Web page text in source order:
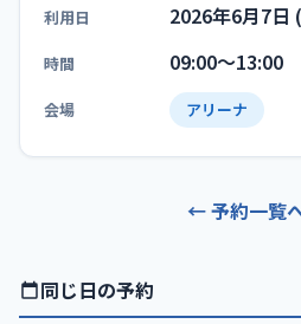
利用日 2026年6月7日
時間 09:00〜13:00
会場 アリーナ
← 予約一覧
同じ日の予約